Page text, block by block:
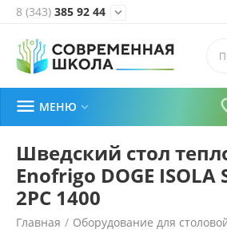
8 (343) 385 92 44 
 МЕНЮ 
Шведский стол
Enofrigo DOGE ISOLA
2PC 1400
Главная / Оборудование для